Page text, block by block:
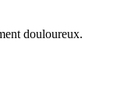
douloureux.